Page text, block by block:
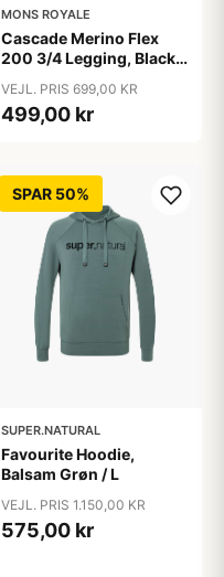
MONS ROYALE
Cascade Merino Flex
200 3/4 Legging, Black /
VEJL. PRIS 699,00 KR
499,00 kr
SPAR 50%
SUPER.NATURAL
Favourite Hoodie,
Balsam Grøn / L
VEJL. PRIS 1.150,00 KR
575,00 kr